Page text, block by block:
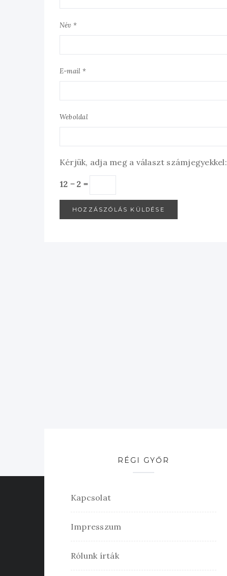
Név *
E-mail *
Weboldal
Kérjük, adja meg a választ számjegyekkel:
12 − 2 =
RÉGI GYŐR
Kapcsolat
Impresszum
Rólunk írták